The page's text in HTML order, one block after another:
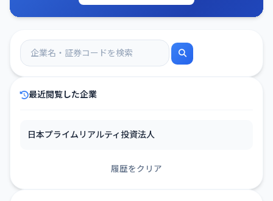
最近閲覧した企業
日本プライムリアルティ投資法人
履歴をクリア